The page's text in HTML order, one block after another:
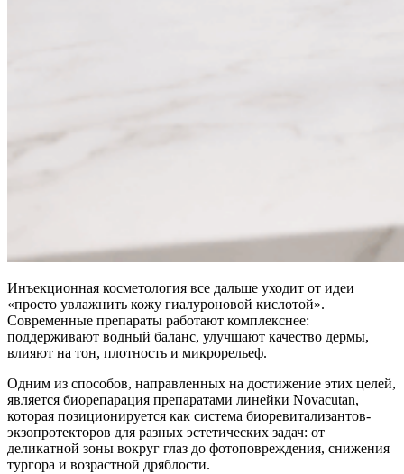
Инъекционная косметология все дальше уходит от идеи
«просто увлажнить кожу гиалуроновой кислотой».
Современные препараты работают комплекснее:
поддерживают водный баланс, улучшают качество дермы,
влияют на тон, плотность и микрорельеф.
Одним из способов, направленных на достижение этих целей,
является биорепарация препаратами линейки Novacutan,
которая позиционируется как система биоревитализантов-
экзопротекторов для разных эстетических задач: от
деликатной зоны вокруг глаз до фотоповреждения, снижения
тургора и возрастной дряблости.